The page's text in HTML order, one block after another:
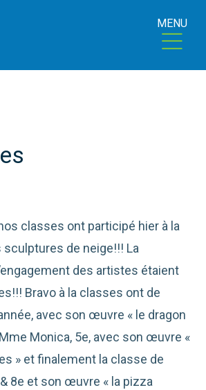
MENU
classes ont participé hier à la
de neige!!! La
des artistes étaient
Bravo à la classes ont de
avec son œuvre « le dragon
Monica, 5e, avec son œuvre «
» et finalement la classe de
8e et son œuvre « la pizza